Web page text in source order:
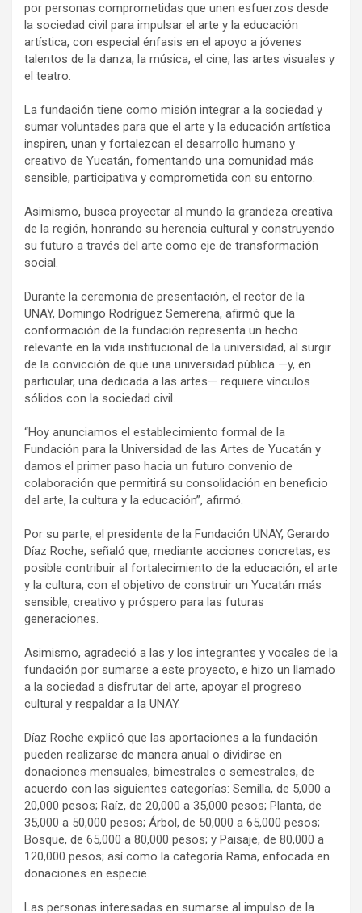
por personas comprometidas que unen esfuerzos desde
la sociedad civil para impulsar el arte y la educación
artística, con especial énfasis en el apoyo a jóvenes
talentos de la danza, la música, el cine, las artes visuales y
el teatro.
La fundación tiene como misión integrar a la sociedad y
sumar voluntades para que el arte y la educación artística
inspiren, unan y fortalezcan el desarrollo humano y
creativo de Yucatán, fomentando una comunidad más
sensible, participativa y comprometida con su entorno.
Asimismo, busca proyectar al mundo la grandeza creativa
de la región, honrando su herencia cultural y construyendo
su futuro a través del arte como eje de transformación
social.
Durante la ceremonia de presentación, el rector de la
UNAY, Domingo Rodríguez Semerena, afirmó que la
conformación de la fundación representa un hecho
relevante en la vida institucional de la universidad, al surgir
de la convicción de que una universidad pública —y, en
particular, una dedicada a las artes— requiere vínculos
sólidos con la sociedad civil.
“Hoy anunciamos el establecimiento formal de la
Fundación para la Universidad de las Artes de Yucatán y
damos el primer paso hacia un futuro convenio de
colaboración que permitirá su consolidación en beneficio
del arte, la cultura y la educación”, afirmó.
Por su parte, el presidente de la Fundación UNAY, Gerardo
Díaz Roche, señaló que, mediante acciones concretas, es
posible contribuir al fortalecimiento de la educación, el arte
y la cultura, con el objetivo de construir un Yucatán más
sensible, creativo y próspero para las futuras
generaciones.
Asimismo, agradeció a las y los integrantes y vocales de la
fundación por sumarse a este proyecto, e hizo un llamado
a la sociedad a disfrutar del arte, apoyar el progreso
cultural y respaldar a la UNAY.
Díaz Roche explicó que las aportaciones a la fundación
pueden realizarse de manera anual o dividirse en
donaciones mensuales, bimestrales o semestrales, de
acuerdo con las siguientes categorías: Semilla, de 5,000 a
20,000 pesos; Raíz, de 20,000 a 35,000 pesos; Planta, de
35,000 a 50,000 pesos; Árbol, de 50,000 a 65,000 pesos;
Bosque, de 65,000 a 80,000 pesos; y Paisaje, de 80,000 a
120,000 pesos; así como la categoría Rama, enfocada en
donaciones en especie.
Las personas interesadas en sumarse al impulso de la